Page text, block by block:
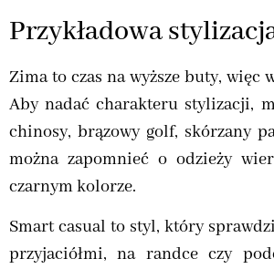
Przykładowa
Zima to czas na wyższe buty, więc
Aby nadać charakteru stylizacji,
chinosy, brązowy golf, skórzany
można zapomnieć o odzieży
czarnym kolorze.
Smart casual to styl, który
przyjaciółmi, na randce czy